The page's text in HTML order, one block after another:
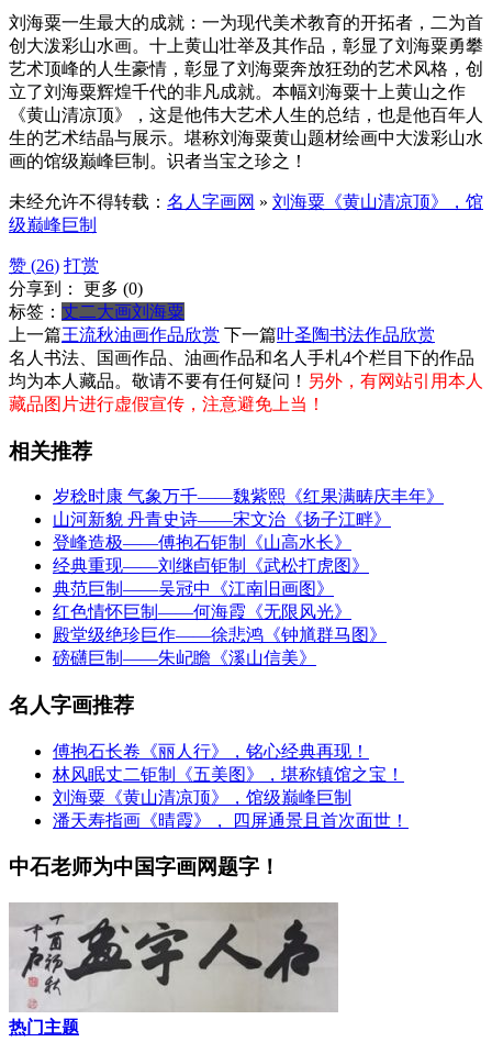
刘海粟一生最大的成就：一为现代美术教育的开拓者，二为首
创大泼彩山水画。十上黄山壮举及其作品，彰显了刘海粟勇攀
艺术顶峰的人生豪情，彰显了刘海粟奔放狂劲的艺术风格，创
立了刘海粟辉煌千代的非凡成就。本幅刘海粟十上黄山之作
《黄山清凉顶》，这是他伟大艺术人生的总结，也是他百年人
生的艺术结晶与展示。堪称刘海粟黄山题材绘画中大泼彩山水
画的馆级巅峰巨制。识者当宝之珍之！
未经允许不得转载： 名人字画网 » 刘海粟《黄山清凉顶》，馆
级巅峰巨制
赞 (26) 打赏
分享到： 更多 (0)
标签： 丈二大画刘海粟
上一篇王流秋油画作品欣赏 下一篇叶圣陶书法作品欣赏
名人书法、国画作品、油画作品和名人手札4个栏目下的作品
均为本人藏品。敬请不要有任何疑问！ 另外，有网站引用本人
藏品图片进行虚假宣传，注意避免上当！
相关推荐
岁稔时康 气象万千——魏紫熙《红果满畴庆丰年》
山河新貌 丹青史诗——宋文治《扬子江畔》
‌登峰造极——傅抱石钜制《山高水长》
经典重现——刘继卣钜制《武松打虎图》
典范巨制——吴冠中《江南旧画图》
红色情怀巨制——何海霞《无限风光》
殿堂级绝珍巨作——徐悲鸿《钟馗群马图》
磅礴巨制——朱屺瞻《溪山信美》
名人字画推荐
傅抱石长卷《丽人行》，铭心经典再现！
林风眠丈二钜制《五美图》，堪称镇馆之宝！
刘海粟《黄山清凉顶》，馆级巅峰巨制
潘天寿指画《晴霞》， 四屏通景且首次面世！
中石老师为中国字画网题字！
热门主题